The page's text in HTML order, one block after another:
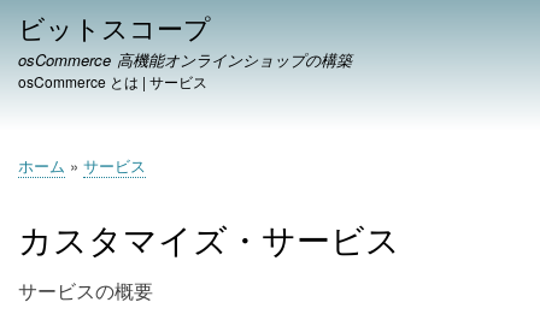
ン
に
移
ビットスコープ
osCommerce 高機能オンラインショップの構築
osCommerce とは | サービス
パ
く
ず
ホーム サービス
カスタマイズ・サービス
サービスの概要